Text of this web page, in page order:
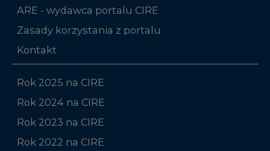
ARE - wydawca portalu CIRE
Zasady korzystania z portalu
Kontakt
Rok 2025 na CIRE
Rok 2024 na CIRE
Rok 2023 na CIRE
Rok 2022 na CIRE